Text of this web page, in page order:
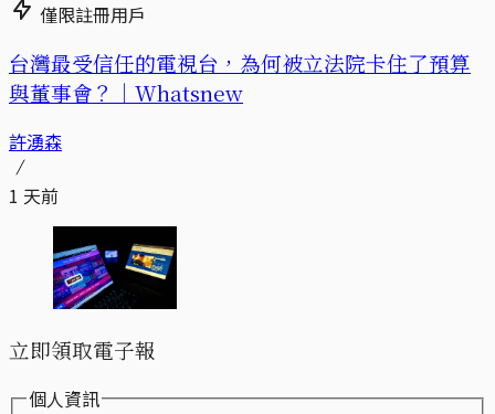
僅限註冊用戶
台灣最受信任的電視台，為何被立法院卡住了預算
與董事會？｜Whatsnew
許湧森
1 天前
立即領取電子報
個人資訊